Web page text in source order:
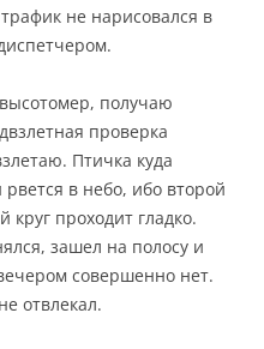
не нарисовался в
получаю
проверка
Птичка куда
в небо, ибо второй
проходит гладко.
зашел на полосу и
совершенно нет.
отвлекал.